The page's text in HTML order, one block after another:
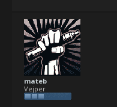
mateb
Vejper